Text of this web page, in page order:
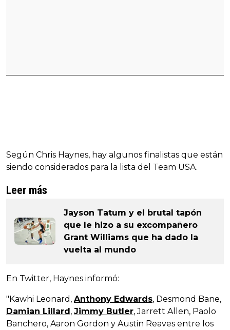
Según Chris Haynes, hay algunos finalistas que están
siendo considerados para la lista del Team USA.
Leer más
Jayson Tatum y el brutal tapón
que le hizo a su excompañero
Grant Williams que ha dado la
vuelta al mundo
En Twitter, Haynes informó:
"Kawhi Leonard, Anthony Edwards, Desmond Bane,
Damian Lillard, Jimmy Butler, Jarrett Allen, Paolo
Banchero, Aaron Gordon y Austin Reaves entre los